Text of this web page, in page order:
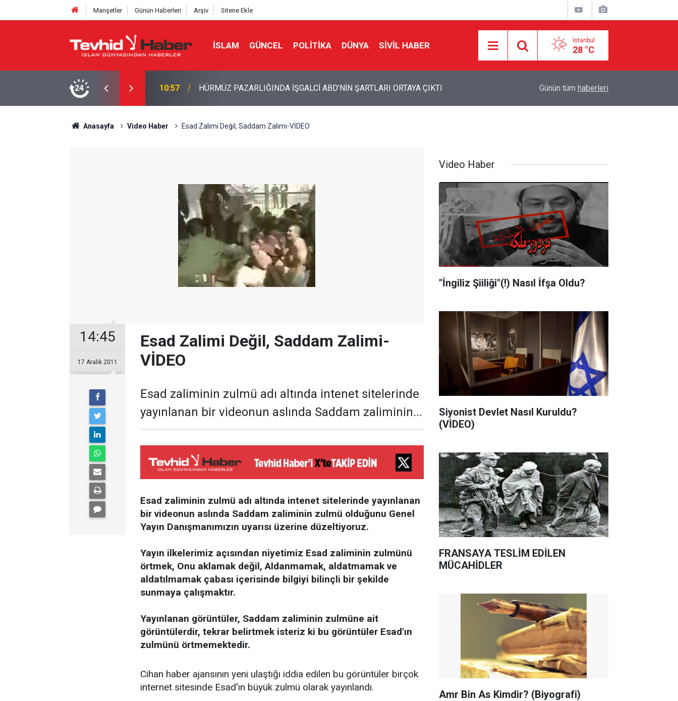
Manşetler Günün Haberleri Arşiv Sitene Ekle
İSLAM GÜNCEL POLITIKA DÜNYA SIVIL HABER İstanbul
28 °C
24
ABD’NİN ŞARTLARI ORTAYA ÇIKTI 10:30 DEVRİM MUHAFIZLARI: ABD VE İSRAİL’İN İRAN PLANI BOZGUNA UĞRADI ABD ordusunda İran çatlağı: Komutanlar çıkış
Günün tüm haberleri
Anasayfa Video Haber Esad Zalimi Değil, Saddam Zalimi-VİDEO
14:45
17 Aralık 2011
Esad Zalimi Değil, Saddam Zalimi-
VİDEO
Esad zaliminin zulmü adı altında intenet sitelerinde
yayınlanan bir videonun aslında Saddam zaliminin...
Esad zaliminin zulmü adı altında intenet sitelerinde yayınlanan
bir videonun aslında Saddam zaliminin zulmü olduğunu Genel
Yayın Danışmanımızın uyarısı üzerine düzeltiyoruz.
Yayın ilkelerimiz açısından niyetimiz Esad zaliminin zulmünü
örtmek, Onu aklamak değil, Aldanmamak, aldatmamak ve
aldatılmamak çabası içerisinde bilgiyi bilinçli bir şekilde
sunmaya çalışmaktır.
Yayınlanan görüntüler, Saddam zaliminin zulmüne ait
görüntülerdir, tekrar belirtmek isteriz ki bu görüntüler Esad'ın
zulmünü örtmemektedir.
Cihan haber ajansının yeni ulaştığı iddia edilen bu görüntüler birçok
internet sitesinde Esad'ın büyük zulmü olarak yayınlandı.
Video Haber
"İngiliz Şiiliği"(!) Nasıl İfşa Oldu?
Siyonist Devlet Nasıl Kuruldu?
(VİDEO)
FRANSAYA TESLİM EDİLEN
MÜCAHİDLER
Amr Bin As Kimdir? (Biyografi)